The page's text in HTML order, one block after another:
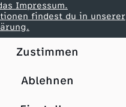
Impressum.
findest du in unserer
Zustimmen
Ablehnen